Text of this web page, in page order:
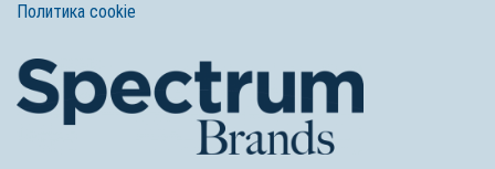
Политика cookie